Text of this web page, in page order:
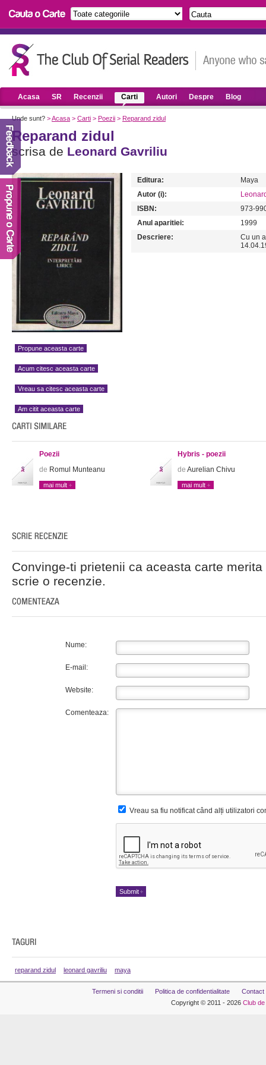
Acasa SR Recenzii Carti Autori Despre Blog
Unde sunt? >Acasa > Carti > Poezii > Reparand zidul
Reparand zidul
scrisa de Leonard Gavriliu
Propune aceasta carte
Acum citesc aceasta carte
Vreau sa citesc aceasta carte
Am citit aceasta carte
Editura:
Maya
Autor (i):
ISBN:
973-
Anul aparitiei:
1999
Descriere:
Cu un
Poezii
de Romul Munteanu
mai mult
Hybris - poezii
de Aurelian Chivu
mai mult
Convinge-ti prietenii ca aceasta carte
scrie o recenzie.
Nume:
E-mail:
Website:
Comenteaza:
Vreau sa fiu notificat când alți utilizatori
reparand zidul leonard gavriliu maya
Termeni si conditii Politica de confidentialitate
Contact
Copyright © 2011 - 2026 Club